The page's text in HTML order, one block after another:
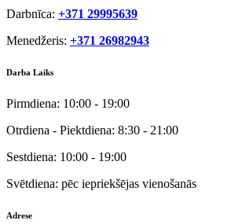
Darbnīca: +371 29995639
Menedžeris: +371 26982943
Darba Laiks
Pirmdiena: 10:00 - 19:00
Otrdiena - Piektdiena: 8:30 - 21:00
Sestdiena: 10:00 - 19:00
Svētdiena: pēc iepriekšējas vienošanās
Adrese